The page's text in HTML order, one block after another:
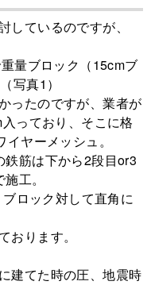
しているのですが、
量ブロック（15cmブ
写真1）
ったのですが、業者が
っており、そこに格
ヤーメッシュ。
筋は下から2段目or3
工。
ロック対して直角に
おります。
建てた時の圧、地震時